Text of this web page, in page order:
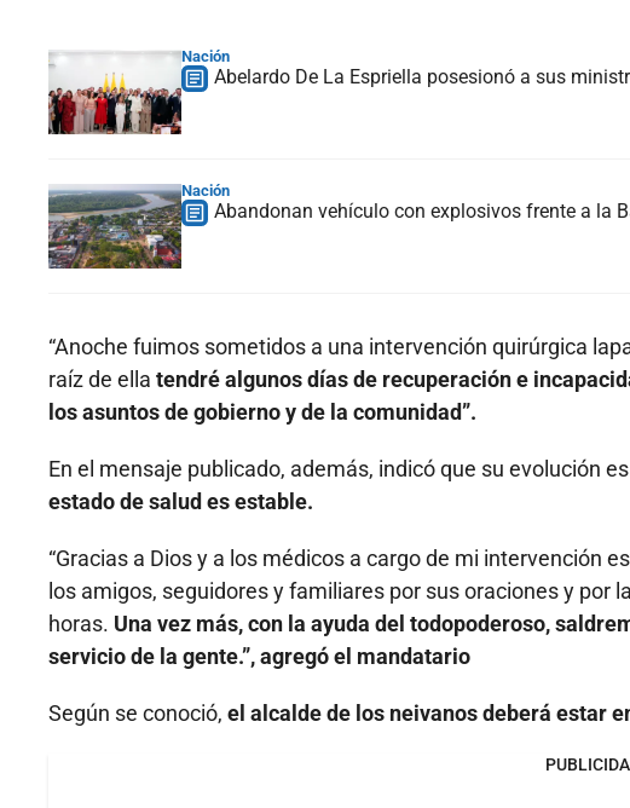
Nación
Abelardo De La Espriella posesionó a sus
Nación
Abandonan vehículo con explosivos frente a la
“Anoche fuimos sometidos a una intervención quirúrgica
raíz de ella tendré algunos días de recuperación e
los asuntos de gobierno y de la comunidad”.
En el mensaje publicado, además, indicó que su evolución
estado de salud es estable.
“Gracias a Dios y a los médicos a cargo de mi intervención
los amigos, seguidores y familiares por sus oraciones y por
horas. Una vez más, con la ayuda del todopoderoso,
servicio de la gente.”, agregó el mandatario
Según se conoció, el alcalde de los neivanos deberá estar